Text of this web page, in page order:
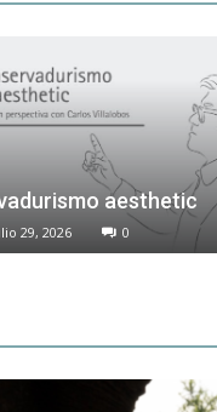
aesthetic
29, 2026 0